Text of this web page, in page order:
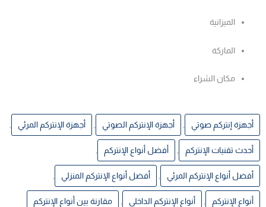
الميزانية
الماركة
مكان الشراء
أجهزة إنتركم صوتي أجهزة الإنتركم الصوتي أجهزة الإنتركم المرئي
أحدث تقنيات الإنتركم أفضل أنواع الإنتركم
أفضل أنواع الإنتركم المرئي أفضل أنواع الإنتركم المنزلي
أنواع الإنتركم أنواع الإنتركم الداخلي مقارنة بين أنواع الإنتركم